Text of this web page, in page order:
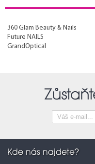
360 Glam Beauty & Nails
Future NAILS
GrandOptical
Kde nás najdete?